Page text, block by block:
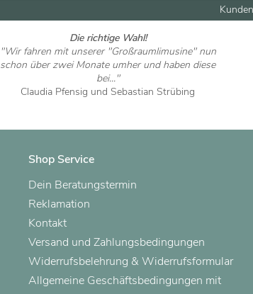
Die richtige Wahl!
"Wir fahren mit unserer "Großraumlimusine" nun
schon über zwei Monate umher und haben diese
bei..."
Claudia Pfensig und Sebastian Strübing
Shop Service
Dein Beratungstermin
Reklamation
Kontakt
Versand und Zahlungsbedingungen
Widerrufsbelehrung & Widerrufsformular
Allgemeine Geschäftsbedingungen mit